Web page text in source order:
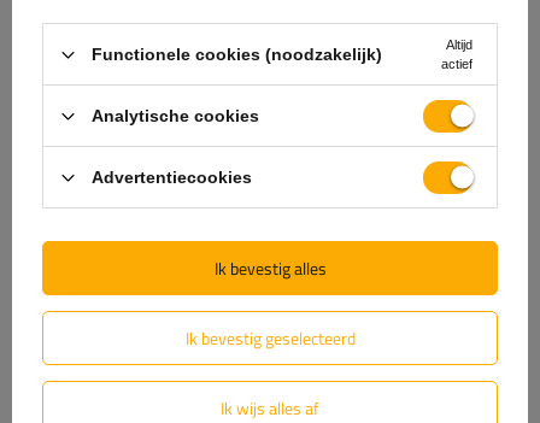
De officiële webshop van
de fabrikant
GARANTIE OP KWALITEIT EN AUTHENTICITEIT
koopt, kiest u ervoor om
rechtstreeks bij de fabrikant te kopen. U bent er
100% zeker van dat het product origineel is en dat
de transactie volledig veilig is. Wij ontwerpen en
bouwen onze aanhangwagens zelf, daarom bieden
wij u volledige technische ondersteuning en
constante toegang tot originele reserveonderdelen.
Kies voor beproefde oplossingen van de marktleider.
Functionele cookies (noodzakelijk)
Altijd
actief
Analytische cookies
Advertentiecookies
Ik bevestig geselecteerd
Ik wijs alles af
Ik bevestig alles